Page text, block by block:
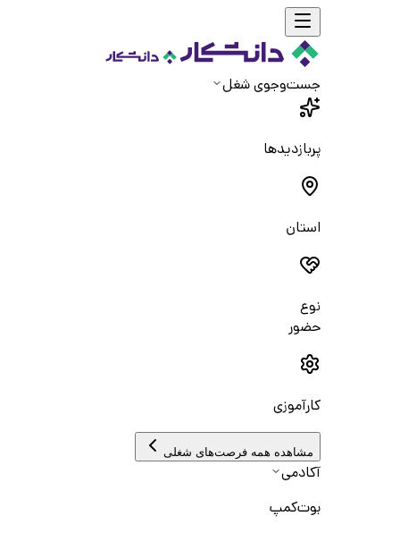
جست‌و‌جوی شغل
پربازدیدها
استان
نوع
حضور
کارآموزی
مشاهده همه فرصت‌های شغلی
آکادمی
بوت‌کمپ